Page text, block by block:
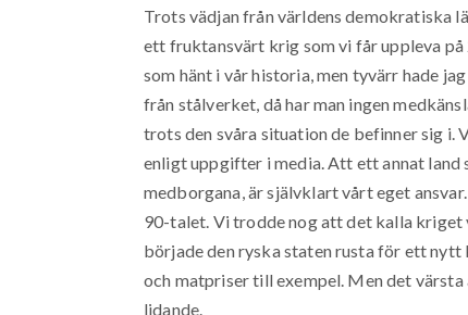
Trots vädjan från världens demokratiska
ett fruktansvärt krig som vi får uppleva
som hänt i vår historia, men tyvärr hade
från stålverket, då har man ingen
trots den svåra situation de befinner sig i.
enligt uppgifter i media. Att ett annat land
medborgana, är självklart vårt eget
90-talet. Vi trodde nog att det kalla kriget
började den ryska staten rusta för ett nytt
och matpriser till exempel. Men det
lidande.